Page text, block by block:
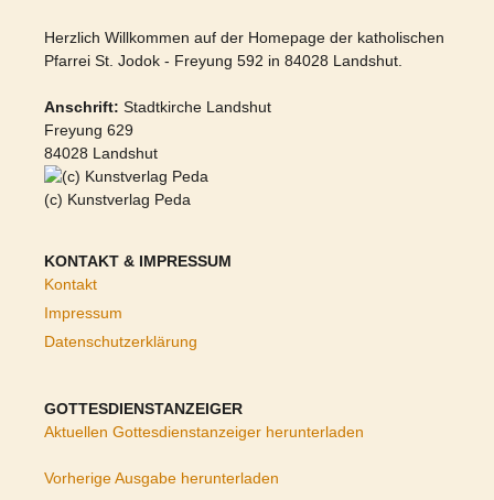
Herzlich Willkommen auf der Homepage der katholischen
Pfarrei St. Jodok - Freyung 592 in 84028 Landshut.
Anschrift: Stadtkirche Landshut
Freyung 629
84028 Landshut
(c) Kunstverlag Peda
KONTAKT & IMPRESSUM
Kontakt
Impressum
Datenschutzerklärung
GOTTESDIENSTANZEIGER
Aktuellen Gottesdienstanzeiger herunterladen
Vorherige Ausgabe herunterladen